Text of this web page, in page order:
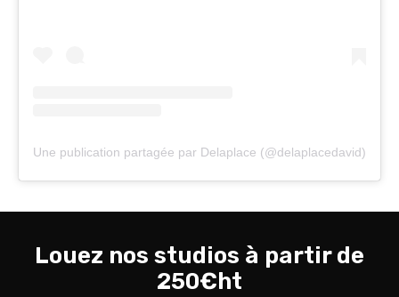
Une publication partagée par Delaplace (@delaplacedavid)
Louez nos studios à partir de
250€ht